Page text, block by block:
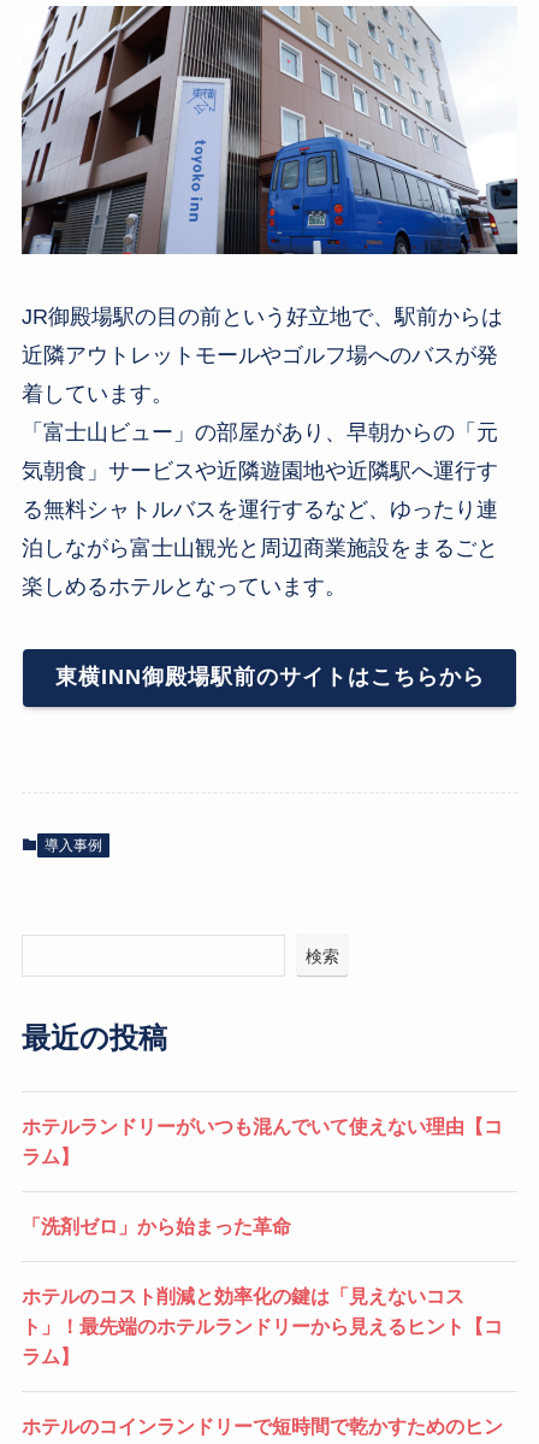
JR御殿場駅の目の前という好立地で、駅前からは
近隣アウトレットモールやゴルフ場へのバスが発
着しています。
「富士山ビュー」の部屋があり、早朝からの「元
気朝食」サービスや近隣遊園地や近隣駅へ運行す
る無料シャトルバスを運行するなど、ゆったり連
泊しながら富士山観光と周辺商業施設をまるごと
楽しめるホテルとなっています。
東横INN御殿場駅前のサイトはこちらから
導入事例
検索
最近の投稿
ホテルランドリーがいつも混んでいて使えない理由【コ
ラム】
「洗剤ゼロ」から始まった革命
ホテルのコスト削減と効率化の鍵は「見えないコス
ト」！最先端のホテルランドリーから見えるヒント【コ
ラム】
ホテルのコインランドリーで短時間で乾かすためのヒン